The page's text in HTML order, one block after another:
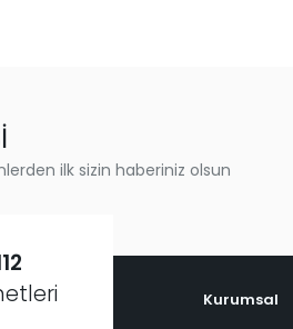
ilk sizin haberiniz olsun
Kurumsal